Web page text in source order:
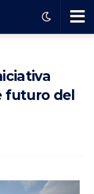
Ha
el
futuro del